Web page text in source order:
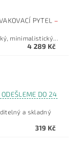
PYTEL –
minimalistický...
4 289 Kč
ODEŠLEME DO 24
a skladný
319 Kč